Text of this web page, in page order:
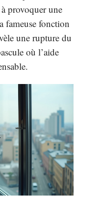
provoquer une
fameuse fonction
une rupture du
où l’aide